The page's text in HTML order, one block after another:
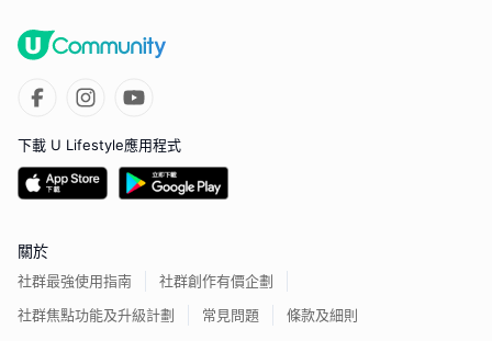
下載 U Lifestyle應用程式
關於
社群最強使用指南
社群創作有價企劃
社群焦點功能及升級計劃
常見問題 條款及細則